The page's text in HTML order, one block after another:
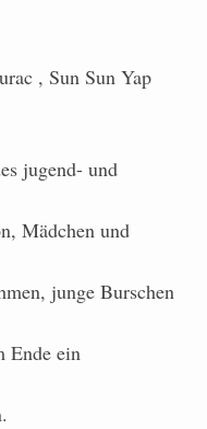
, Sun Sun Yap
jugend- und
Mädchen und
junge Burschen
Ende ein